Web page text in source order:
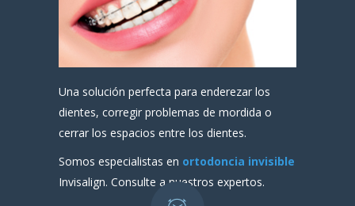
Una solución perfecta para enderezar los
dientes, corregir problemas de mordida o
cerrar los espacios entre los dientes.
Somos especialistas en ortodoncia invisible
Invisalign. Consulte a nuestros expertos.